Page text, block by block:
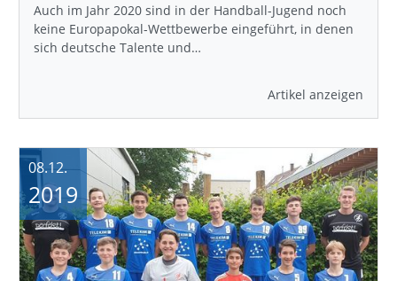
Auch im Jahr 2020 sind in der Handball-Jugend noch
keine Europapokal-Wettbewerbe eingeführt, in denen
sich deutsche Talente und…
Artikel anzeigen
08.12.
2019